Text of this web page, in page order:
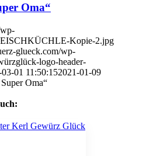
Oma“
Kopie-2.jpg
glueck.com/wp-
logo-header-
03-01 11:50:152021-01-09
Oma“